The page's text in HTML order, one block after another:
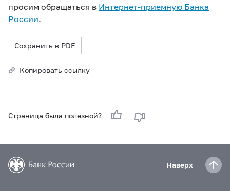
просим обращаться в Интернет-приемную Банка
России.
Сохранить в PDF
Копировать ссылку
Страница была полезной?
Наверх